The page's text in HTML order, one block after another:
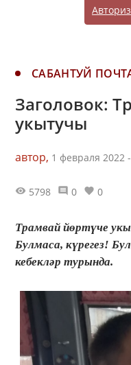
САБАНТУЙ
Заголовок:
укытучы
автор, 1 февраля 2022
5798 0 0
Трамвай йөртүче
Булмаса, күрегез!
кебекләр турында.